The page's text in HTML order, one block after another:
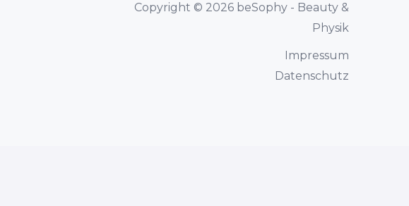
Copyright © 2026 beSophy - Beauty &
Physik
Impressum
Datenschutz